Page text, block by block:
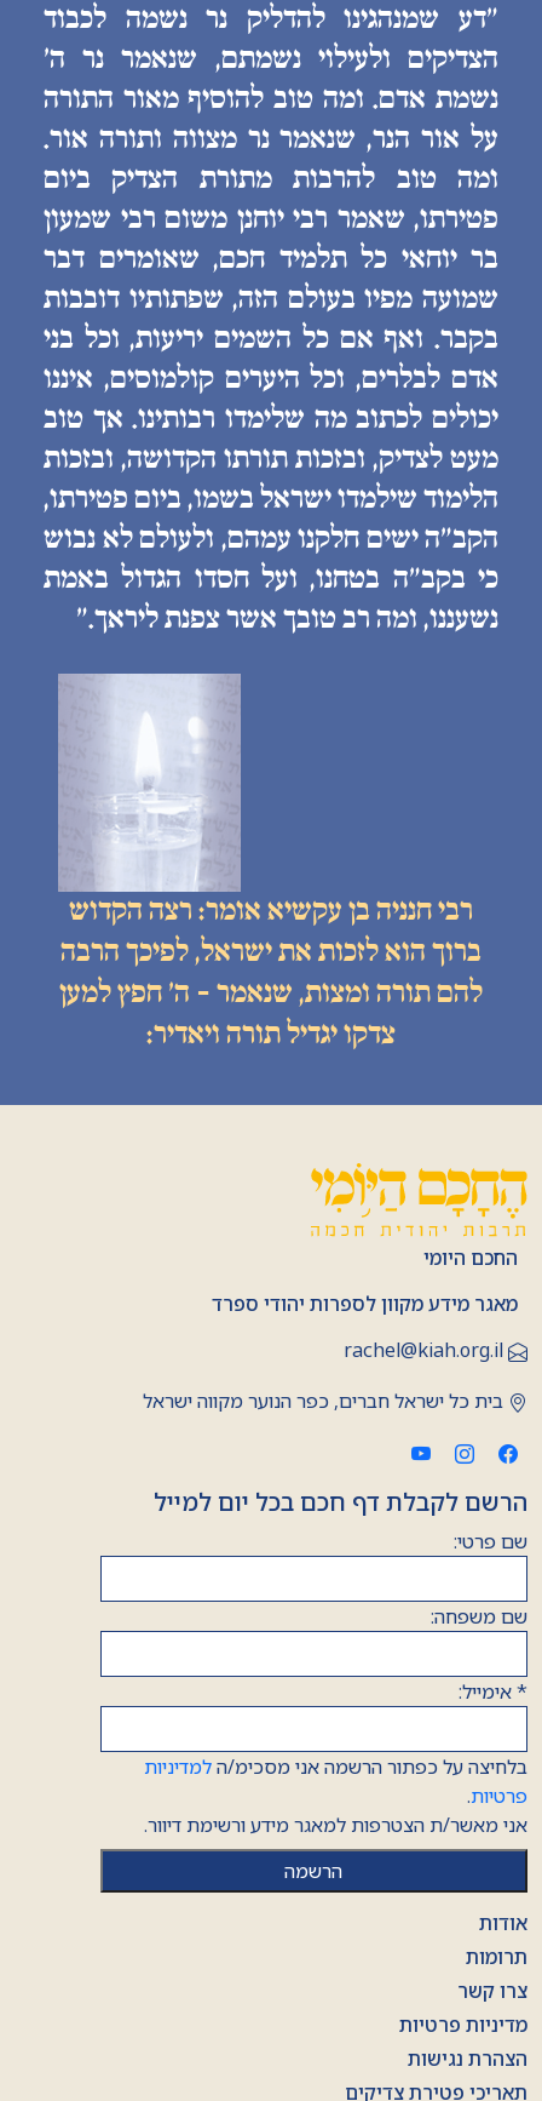
״דע שמנהגינו להדליק נר נשמה לכבוד
הצדיקים ולעילוי נשמתם, שנאמר נר ה׳
נשמת אדם. ומה טוב להוסיף מאור התורה
על אור הנר, שנאמר נר מצווה ותורה אור.
ומה טוב להרבות מתורת הצדיק ביום
פטירתו, שאמר רבי יוחנן משום רבי שמעון
בר יוחאי כל תלמיד חכם, שאומרים דבר
שמועה מפיו בעולם הזה, שפתותיו דובבות
בקבר. ואף אם כל השמים יריעות, וכל בני
אדם לבלרים, וכל היערים קולמוסים, איננו
יכולים לכתוב מה שלימדו רבותינו. אך טוב
מעט לצדיק, ובזכות תורתו הקדושה, ובזכות
הלימוד שילמדו ישראל בשמו, ביום פטירתו,
הקב״ה ישים חלקנו עמהם, ולעולם לא נבוש
כי בקב״ה בטחנו, ועל חסדו הגדול באמת
נשעננו, ומה רב טובך אשר צפנת ליראך.״
רבי חנניה בן עקשיא אומר: רצה הקדוש
ברוך הוא לזכות את ישראל, לפיכך הרבה
להם תורה ומצות, שנאמר - ה׳ חפץ למען
צדקו יגדיל תורה ויאדיר:
החכם היומי
מאגר מידע מקוון לספרות יהודי ספרד
rachel@kiah.org.il
בית כל ישראל חברים, כפר הנוער מקווה ישראל
הרשם לקבלת דף חכם בכל יום למייל
שם פרטי:
שם משפחה:
*אימייל:
בלחיצה על כפתור הרשמה אני מסכימ/הלמדיניות
פרטיות.
אני מאשר/ת הצטרפות למאגר מידע ורשימת דיוור.
אודות
תרומות
צרו קשר
מדיניות פרטיות
הצהרת נגישות
תאריכי פטירת צדיקים